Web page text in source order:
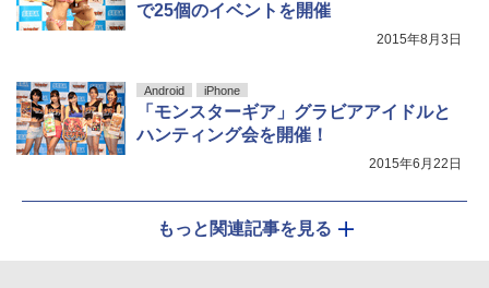
で25個のイベントを開催
2015年8月3日
Android iPhone
「モンスターギア」グラビアアイドルと
ハンティング会を開催！
2015年6月22日
もっと関連記事を見る